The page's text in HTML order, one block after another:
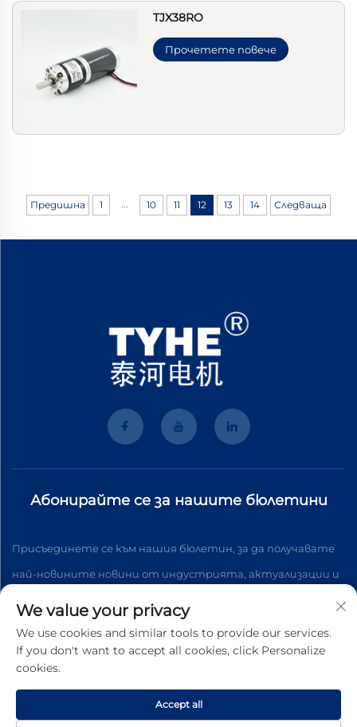
TJX38RO
Прочетете повече
Предишна 1 ... 10 11 12 13 14 Следваща
Абонирайте се за нашите бюлетини
Присъединете се към нашия бюлетин, за да получавате
най-новините новини от индустрията, актуализации и
Абонирайте се
Всички права запазени © 2026 Wenzhou Tyhe Motor Co.,ltd.
We value your privacy
We use cookies and similar tools to provide our services.
If you don't want to accept all cookies, click Personalize
cookies.
Accept all